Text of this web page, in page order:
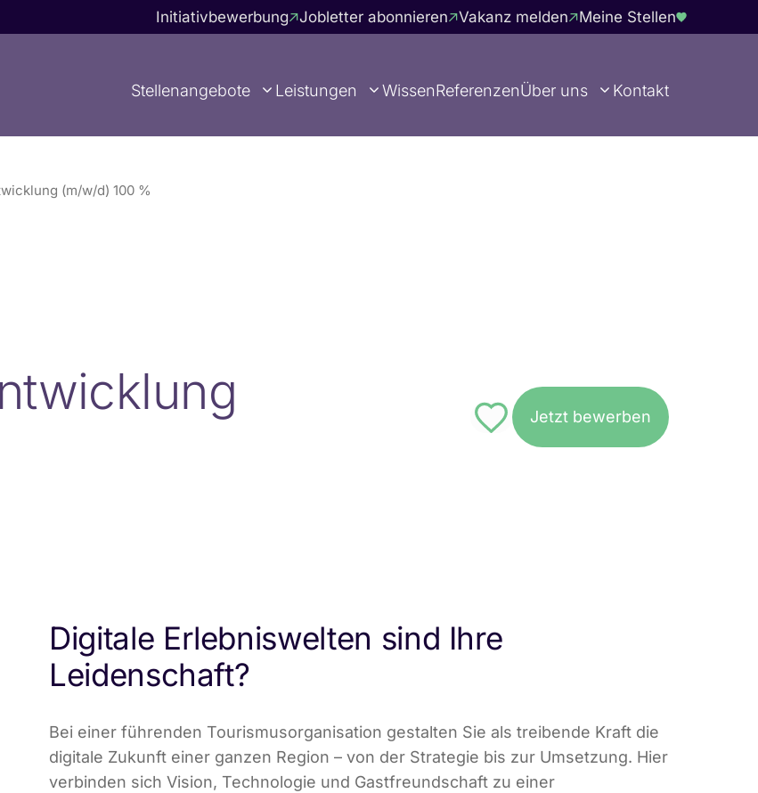
Initiativbewerbung Jobletter abonnieren Vakanz melden Meine Stellen
Stellenangebote Leistungen WissenReferenzenÜber uns Kontakt
(m/w/d) 100 %
#8295
Jetzt bewerben
Digitale Erlebniswelten sind Ihre
Leidenschaft?
Bei einer führenden Tourismusorganisation gestalten Sie als treibende Kraft die
digitale Zukunft einer ganzen Region – von der Strategie bis zur Umsetzung. Hier
verbinden sich Vision, Technologie und Gastfreundschaft zu einer